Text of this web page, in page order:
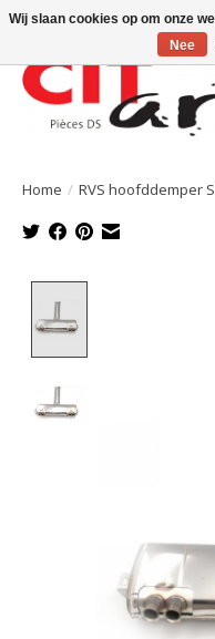
Home / RVS hoofddemper
Wij slaan cookies op om onze
Nee